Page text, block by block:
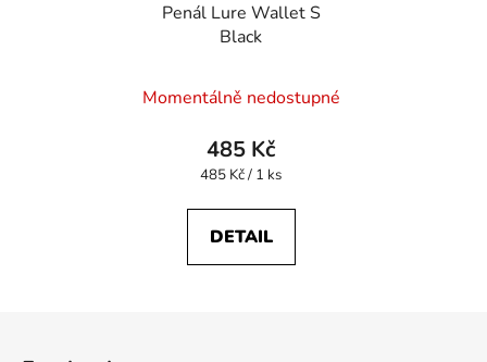
Penál Lure Wallet S
Black
Momentálně nedostupné
485 Kč
Měrná
485 Kč / 1 ks
DETAIL